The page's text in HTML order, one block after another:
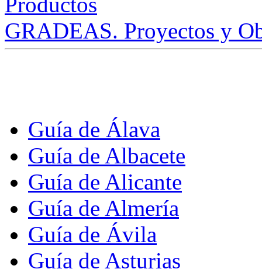
GRADEAS. Proyectos y
Guía de Álava
Guía de Albacete
Guía de Alicante
Guía de Almería
Guía de Ávila
Guía de Asturias